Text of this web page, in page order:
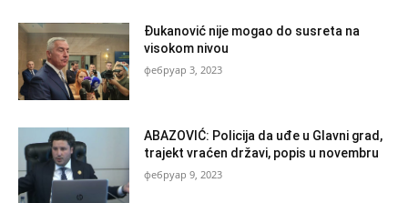
Đukanović nije mogao do susreta na
visokom nivou
фебруар 3, 2023
ABAZOVIĆ: Policija da uđe u Glavni grad,
trajekt vraćen državi, popis u novembru
фебруар 9, 2023